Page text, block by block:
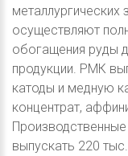
металлургических
осуществляют
обогащения руды
продукции. РМК
катоды и медную
концентрат,
выпускать 220